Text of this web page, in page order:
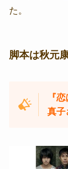
た。
脚本は秋元
『
真子